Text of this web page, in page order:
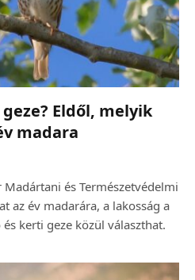
Eldől, melyik
madara
és Természetvédelmi
az év madarára, a lakosság a
kerti geze közül választhat.